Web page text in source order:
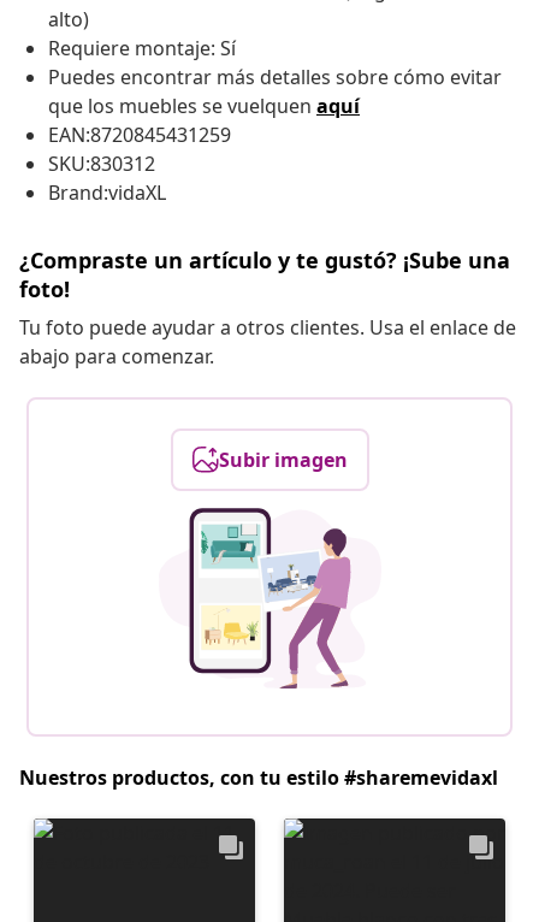
alto)
Requiere montaje: Sí
Puedes encontrar más detalles sobre cómo evitar
que los muebles se vuelquen aquí
EAN:8720845431259
SKU:830312
Brand:vidaXL
¿Compraste un artículo y te gustó? ¡Sube una
foto!
Tu foto puede ayudar a otros clientes. Usa el enlace de
abajo para comenzar.
Subir imagen
Nuestros productos, con tu estilo #sharemevidaxl